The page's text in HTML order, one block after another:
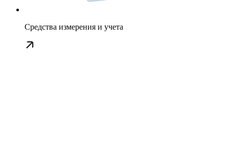
Средства измерения и учета